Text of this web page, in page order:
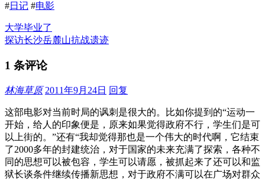
#日记 #电影
大学毕业了
探访长沙岳麓山抗战遗迹
1 条评论
林海草原 2011年9月24日 回复
这部电影对当前时局的讽刺是很大的。比如你提到的“运动一
开始，给人的印象便是，原来如果觉得政府不行，学生们是可
以上街的。”还有“我却觉得那也是一个伟大的时代啊，它结束
了2000多年的封建统治，对于国家的未来充满了探索，各种不
同的思想可以被包容，学生可以请愿，被抓起来了还可以和监
狱长谈条件继续传播新思想，对于政府不满可以在广场对群众